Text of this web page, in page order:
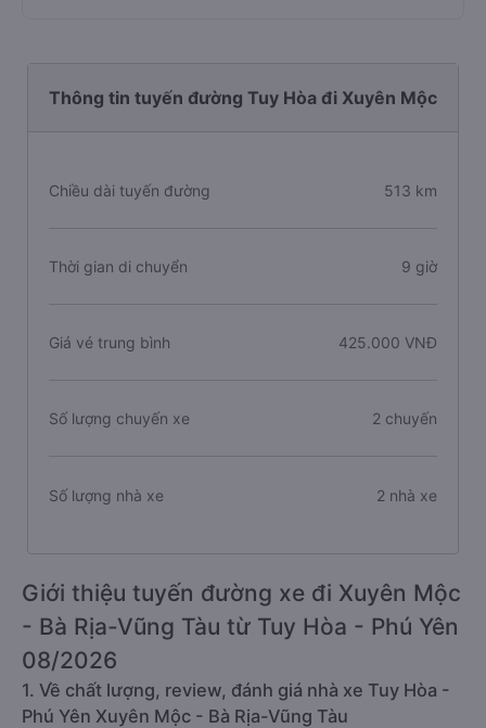
Thông tin tuyến đường Tuy Hòa đi Xuyên Mộc
Chiều dài tuyến đường 513 km
Thời gian di chuyển 9 giờ
Giá vé trung bình 425.000 VNĐ
Số lượng chuyến xe 2 chuyến
Số lượng nhà xe 2 nhà xe
Giới thiệu tuyến đường xe đi Xuyên Mộc
- Bà Rịa-Vũng Tàu từ Tuy Hòa - Phú Yên
08/2026
1. Về chất lượng, review, đánh giá nhà xe Tuy Hòa -
Phú Yên Xuyên Mộc - Bà Rịa-Vũng Tàu